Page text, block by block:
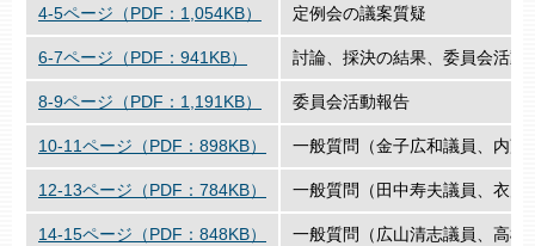
4-5ページ（PDF：1,054KB） 定例会の議案質疑
6-7ページ（PDF：941KB） 討論、採決の結果、委員会活動
8-9ページ（PDF：1,191KB） 委員会活動報告
10-11ページ（PDF：898KB） 一般質問（金子広和議員、内
12-13ページ（PDF：784KB） 一般質問（田中寿夫議員、衣
14-15ページ（PDF：848KB）
一般質問（広山清志議員、高